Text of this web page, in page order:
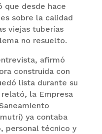
que desde hace
sobre la calidad
viejas tuberías
no resuelto.
afirmó
construida con
lista durante su
la Empresa
ya contaba
personal técnico y